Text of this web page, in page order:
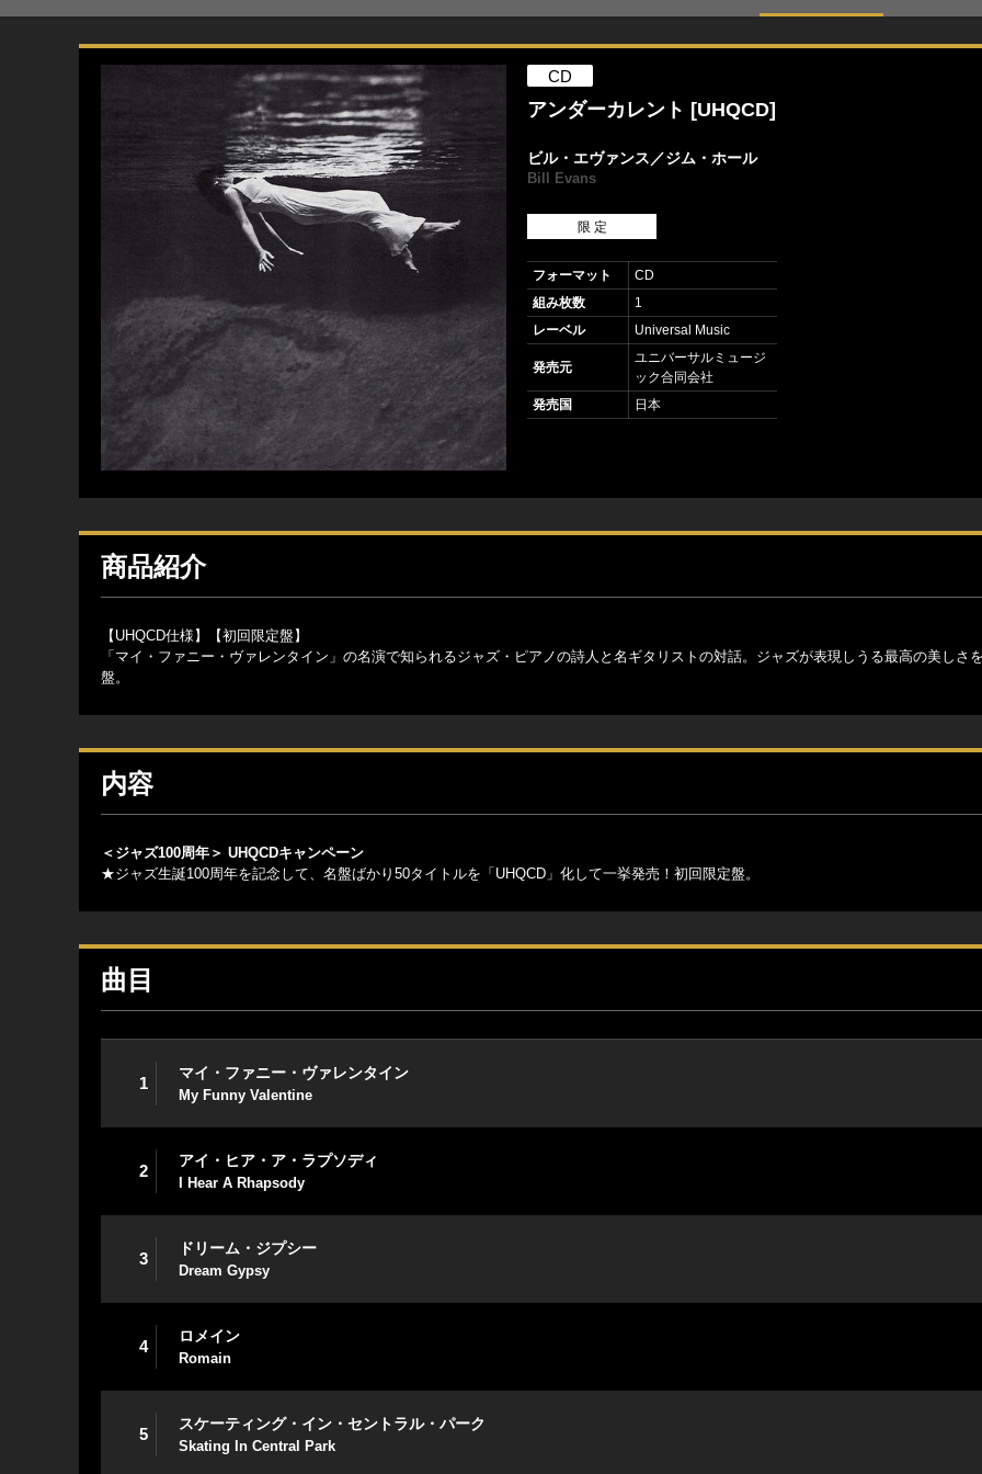
CD
アンダーカレント [UHQCD]
ビル・エヴァンス／ジム・ホール
Bill Evans
限 定
フォーマット
CD
組み枚数
1
レーベル
Universal Music
発売元
ユニバーサルミュージ
ック合同会社
発売国
日本
商品紹介
【UHQCD仕様】【初回限定盤】
「マイ・ファニー・ヴァレンタイン」の名演で知られるジャズ・ピアノの詩人と名ギタリストの対話。ジャズが表現しうる最高の美しさ
盤。
内容
＜ジャズ100周年＞ UHQCDキャンペーン
★ジャズ生誕100周年を記念して、名盤ばかり50タイトルを「UHQCD」化して一挙発売！初回限定盤。
曲目
1
マイ・ファニー・ヴァレンタイン
My Funny Valentine
2
アイ・ヒア・ア・ラプソディ
I Hear A Rhapsody
3
ドリーム・ジプシー
Dream Gypsy
4
ロメイン
Romain
5
スケーティング・イン・セントラル・パーク
Skating In Central Park